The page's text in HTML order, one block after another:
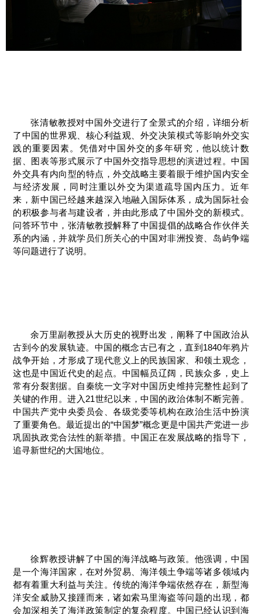
张清敏教授对中国外交进行了全景式的介绍，详细分析
了中国的世界观、核心利益观、外交决策模式等影响外交实
践的重要因素。凭借对中国外交的多年研究，他以统计数
据、图表等形式展示了中国外交指导思想的演进过程。中国
外交具有内向型的特点，外交战略主要着眼于维护国内安全
与经济发展，同时注重以外交为渠道疏导国内压力。近年
来，新中国已经越来越深入地融入国际体系，成为国际社会
的积极参与者与建设者，并由此形成了中国外交的新模式。
问答环节中，张清敏教授解释了中国提倡的战略合作伙伴关
系的内涵，并就学员们所关心的中国对非洲投资、岛屿争端
等问题进行了说明。
余万里副教授从大历史的视野出发，阐释了中国政治从
古到今的发展轨迹。中国的概念古已有之，直到1840年鸦片
战争开始，才形成了现代意义上的民族国家、和领土观念，
这也是中国近代史的起点。中国幅员辽阔，民族众多，史上
常有分裂割据。自秦统一文字对中国历史维持完整性起到了
关键的作用。进入21世纪以来，中国的政治体制不断完善。
中国共产党中央委员会、各级党委等机构在政治生活中扮演
了重要角色。最近提出的“中国梦”概念更是中国共产党进一步
巩固执政党合法性的新举措。中国正在发展战略的指导下，
追寻新世纪的大国地位。
徐辉教授讲解了中国的海洋战略与政策。他强调，中国
是一个海洋国家，在对外贸易、海洋领土争端等诸多领域内
都有着重大利益与关注。传统的海洋争端依然存在，新型海
洋安全威胁又接踵而来，诸如索马里海盗等问题的出现，都
会加深相关了海洋政策制定的复杂程度。中国已经认识到海